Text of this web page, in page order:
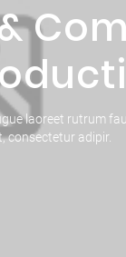
laoreet rutrum
consectetur adipir.